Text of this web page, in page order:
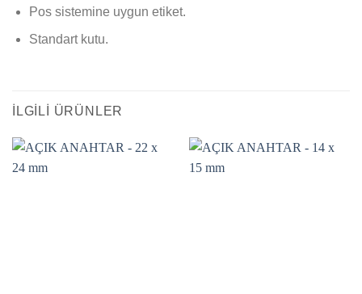
Pos sistemine uygun etiket.
Standart kutu.
İLGILI ÜRÜNLER